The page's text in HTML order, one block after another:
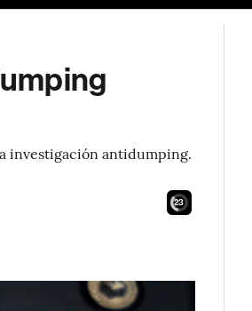
investigación antidumping.
21